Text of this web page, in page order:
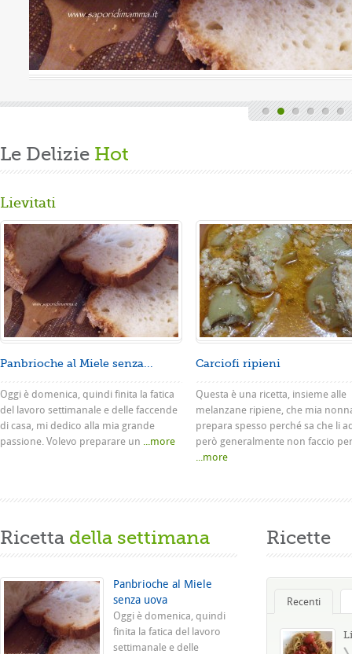
un panbrioche salutare per la ...
Le Delizie Hot
Lievitati
Panbrioche al Miele senza...
Oggi è domenica, quindi finita la fatica
del lavoro settimanale e delle faccende
di casa, mi dedico alla mia grande
passione. Volevo preparare un ...more
Carciofi ripieni
Questa è una ricetta, insieme alle
melanzane ripiene, che mia
prepara spesso perché sa che li
però generalmente non faccio
...more
Ricetta della settimana
Panbrioche al Miele
senza uova
Oggi è domenica, quindi
finita la fatica del lavoro
settimanale e delle
Ricette
Recenti